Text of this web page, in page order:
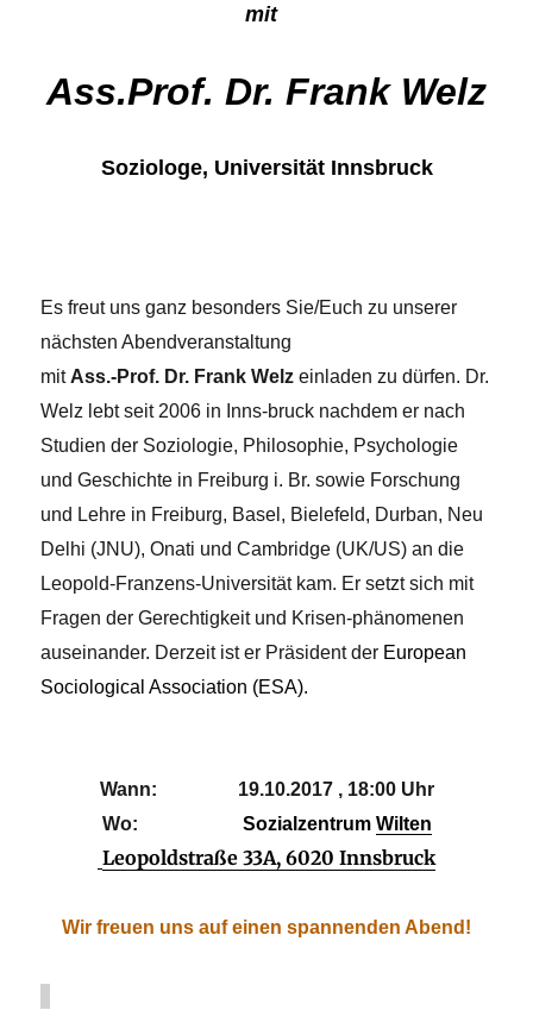
mit
Ass.Prof. Dr. Frank Welz
Soziologe, Universität Innsbruck
Es freut uns ganz besonders Sie/Euch zu unserer
nächsten Abendveranstaltung
mit Ass.-Prof. Dr. Frank Welz einladen zu dürfen. Dr.
Welz lebt seit 2006 in Inns-bruck nachdem er nach
Studien der Soziologie, Philosophie, Psychologie
und Geschichte in Freiburg i. Br. sowie Forschung
und Lehre in Freiburg, Basel, Bielefeld, Durban, Neu
Delhi (JNU), Onati und Cambridge (UK/US) an die
Leopold-Franzens-Universität kam. Er setzt sich mit
Fragen der Gerechtigkeit und Krisen-phänomenen
auseinander. Derzeit ist er Präsident der European
Sociological Association (ESA).
Wann:​ 19.10.2017 , 18:00 Uhr
Wo: Sozialzentrum Wilten
Leopoldstraße 33A, 6020 Innsbruck
Wir freuen uns auf einen spannenden Abend!